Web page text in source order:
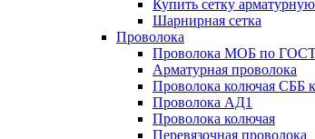
Купить сетку арматурную
Шарнирная сетка
Проволока
Проволока МОБ по ГОСТ
Арматурная проволока
Проволока колючая СББ
Проволока АД1
Проволока колючая
Перевязочная проволока